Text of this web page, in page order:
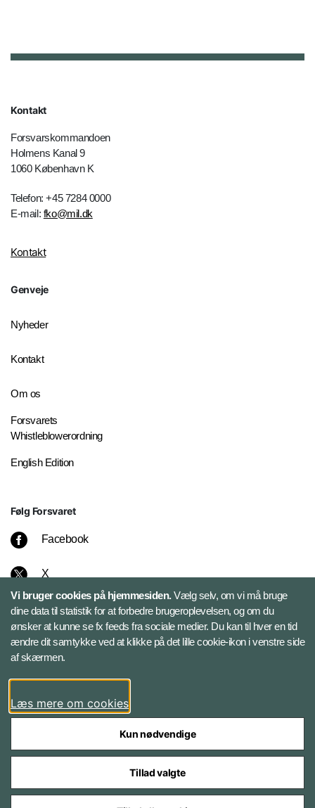
Kontakt
Forsvarskommandoen
Holmens Kanal 9
1060 København K
Telefon: +45 7284 0000
E-mail: fko@mil.dk
Kontakt
Genveje
Nyheder
Kontakt
Om os
Forsvarets
Whistleblowerordning
English Edition
Følg Forsvaret
Facebook
X
Instagram
Bluesky
LinkedIn
Styrelser og myndigheder under Forsvarsministeriet
Vi bruger cookies på hjemmesiden.Vælg selv, om vi må bruge
dine data til statistik for at forbedre brugeroplevelsen, og om du
ønsker at kunne se fx feeds fra sociale medier. Du kan til hver en tid
ændre dit samtykke ved at klikke på det lille cookie-ikon i venstre side
af skærmen.
Læs mere om cookies
Kun nødvendige
Tillad valgte